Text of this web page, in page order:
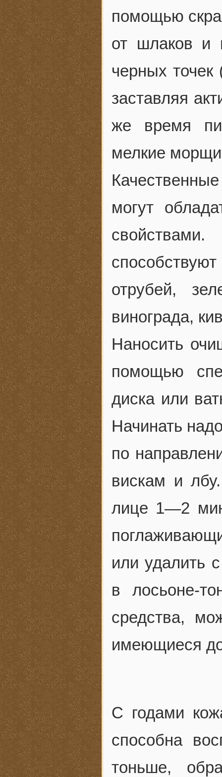
помощью
от шлаков и
черных
заставляя
же время
мелкие
могут
отрубей,
винограда,
Наносить
помощью
диска или
Начинать
по
вискам и
лице 1—2
или удалить
в лосьоне-
средства,
имеющиеся
С годами
способна
тоньше,